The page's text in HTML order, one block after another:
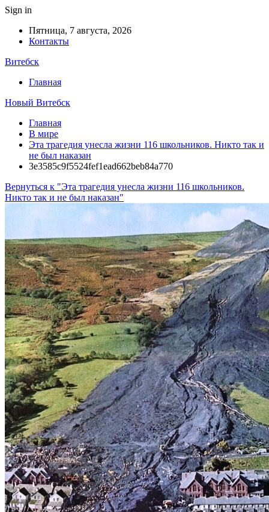
Sign in
Пятница, 7 августа, 2026
Контакты
Витебск
Главная
Новый Витебск
Главная
В мире
Эта трагедия унесла жизни 116 школьников. Никто так и
не был наказан
3e3585c9f5524fef1ead662beb84a770
Вернуться к "Эта трагедия унесла жизни 116 школьников.
Никто так и не был наказан"